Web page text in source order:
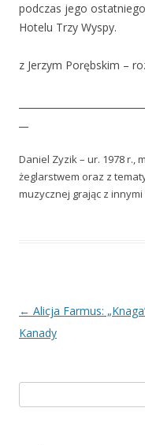
podczas jego
Hotelu Trzy Wyspy.
z Jerzym Porębskim –
Daniel Zyzik – ur. 1978 r.,
żeglarstwem oraz z
muzycznej grając z
Nawigacja
wpisu
← Alicja Farmus:
Kanady